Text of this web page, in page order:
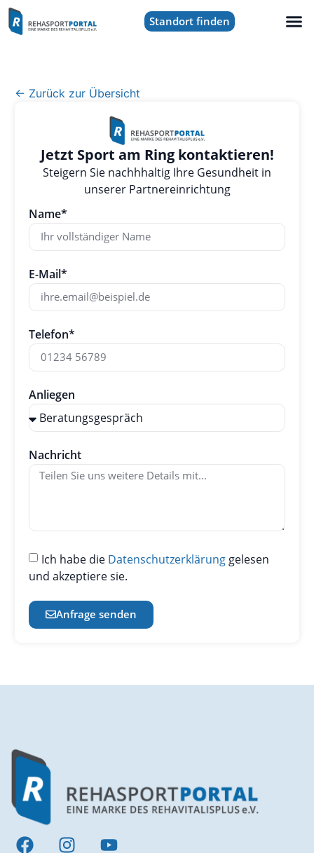
Standort finden
← Zurück zur Übersicht
Jetzt Sport am Ring kontaktieren!
Steigern Sie nachhhaltig Ihre Gesundheit in
unserer Partnereinrichtung
Name*
E-Mail*
Telefon*
Anliegen
Nachricht
Ich habe die Datenschutzerklärung gelesen
und akzeptiere sie.
Anfrage senden